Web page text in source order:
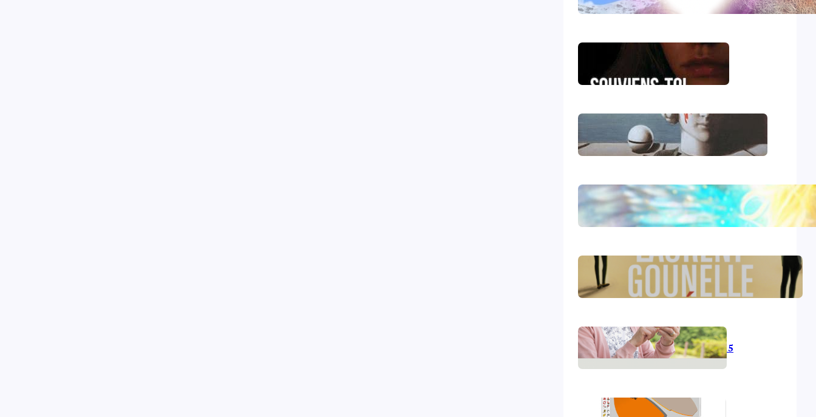
Souviens-toi, Sydney
Le génocide vendéen
Le livre d’Hénoch
Le réveil – Laurent Gounelle
L’informatique en 2015